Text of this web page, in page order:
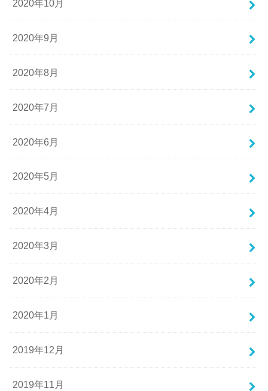
2020年10月
2020年9月
2020年8月
2020年7月
2020年6月
2020年5月
2020年4月
2020年3月
2020年2月
2020年1月
2019年12月
2019年11月